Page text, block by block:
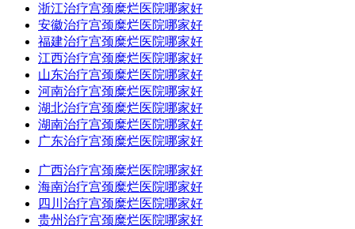
浙江治疗宫颈糜烂医院哪家好
安徽治疗宫颈糜烂医院哪家好
福建治疗宫颈糜烂医院哪家好
江西治疗宫颈糜烂医院哪家好
山东治疗宫颈糜烂医院哪家好
河南治疗宫颈糜烂医院哪家好
湖北治疗宫颈糜烂医院哪家好
湖南治疗宫颈糜烂医院哪家好
广东治疗宫颈糜烂医院哪家好
广西治疗宫颈糜烂医院哪家好
海南治疗宫颈糜烂医院哪家好
四川治疗宫颈糜烂医院哪家好
贵州治疗宫颈糜烂医院哪家好